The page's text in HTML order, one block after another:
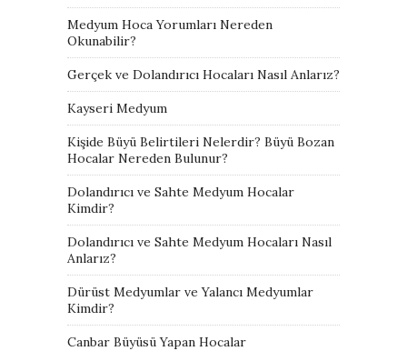
Medyum Hoca Yorumları Nereden
Okunabilir?
Gerçek ve Dolandırıcı Hocaları Nasıl Anlarız?
Kayseri Medyum
Kişide Büyü Belirtileri Nelerdir? Büyü Bozan
Hocalar Nereden Bulunur?
Dolandırıcı ve Sahte Medyum Hocalar
Kimdir?
Dolandırıcı ve Sahte Medyum Hocaları Nasıl
Anlarız?
Dürüst Medyumlar ve Yalancı Medyumlar
Kimdir?
Canbar Büyüsü Yapan Hocalar